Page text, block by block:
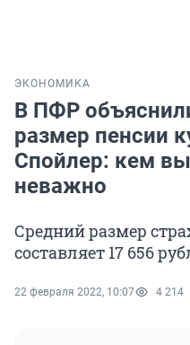
ЭКОНОМИКА
В ПФР
размер пенсии
Спойлер: кем
неважно
Средний размер
составляет 17 656
22 февраля 2022, 10:07 4 214